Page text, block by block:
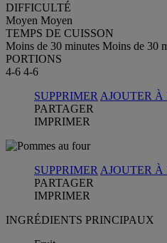
DIFFICULTÉ
Moyen Moyen
TEMPS DE CUISSON
Moins de 30 minutes Moins de 30
PORTIONS
4-6 4-6
SUPPRIMER AJOUTER À
PARTAGER
IMPRIMER
SUPPRIMER AJOUTER À
PARTAGER
IMPRIMER
INGRÉDIENTS PRINCIPAUX